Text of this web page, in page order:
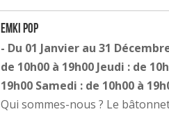
Emki Pop
- Du 01 Janvier au 31
de 10h00 à 19h00 Jeudi : de
19h00 Samedi : de 10h00 à
Qui sommes-nous ? Le